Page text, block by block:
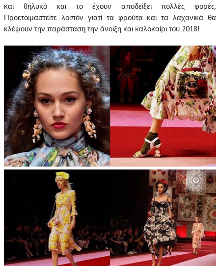
και θηλυκό και το έχουν αποδείξει πολλές φορές.
Προετοιμαστείτε λοιπόν γιατί τα φρούτα και τα λαχανικά θα
κλέψουν την παράσταση την άνοιξη και καλοκαίρι του 2018!